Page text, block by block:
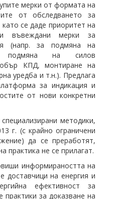
мерки от формата на
от обследването за
се даде приоритет на
и въвеждани мерки за
(напр. за подмяна на
подмяна на силов
КПД, монтиране на
уредба и т.н.). Предлага
за индикация и
от нови конкретни
методики,
г. (с крайно ограничени
да се преработят,
практика не се прилагат.
информираността на
доставчици на енергия и
ефективност за
за доказване на